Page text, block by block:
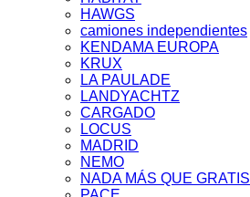
HAWGS
camiones independientes
KENDAMA EUROPA
KRUX
LA PAULADE
LANDYACHTZ
CARGADO
LOCUS
MADRID
NEMO
NADA MÁS QUE GRATIS